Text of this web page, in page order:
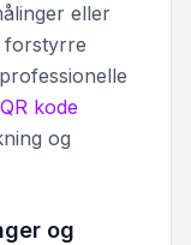
eller
forstyrre
QR kode
og
og